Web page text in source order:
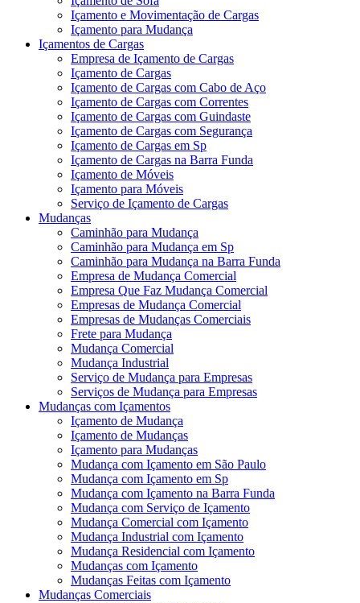
Içamento e Movimentação de Cargas
Içamento para Mudança
Içamentos de Cargas
Empresa de Içamento de Cargas
Içamento de Cargas
Içamento de Cargas com Cabo de Aço
Içamento de Cargas com Correntes
Içamento de Cargas com Guindaste
Içamento de Cargas com Segurança
Içamento de Cargas em Sp
Içamento de Cargas na Barra Funda
Içamento de Móveis
Içamento para Móveis
Serviço de Içamento de Cargas
Mudanças
Caminhão para Mudança
Caminhão para Mudança em Sp
Caminhão para Mudança na Barra Funda
Empresa de Mudança Comercial
Empresa Que Faz Mudança Comercial
Empresas de Mudança Comercial
Empresas de Mudanças Comerciais
Frete para Mudança
Mudança Comercial
Mudança Industrial
Serviço de Mudança para Empresas
Serviços de Mudança para Empresas
Mudanças com Içamentos
Içamento de Mudança
Içamento de Mudanças
Içamento para Mudanças
Mudança com Içamento em São Paulo
Mudança com Içamento em Sp
Mudança com Içamento na Barra Funda
Mudança com Serviço de Içamento
Mudança Comercial com Içamento
Mudança Industrial com Içamento
Mudança Residencial com Içamento
Mudanças com Içamento
Mudanças Feitas com Içamento
Mudanças Comerciais